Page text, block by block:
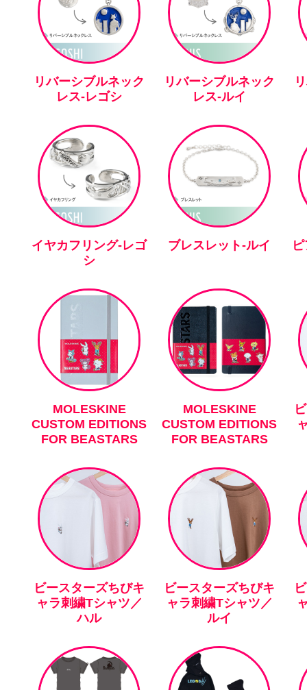
リバーシブルネック
レス-レゴシ
リバーシブルネック
レス-ルイ
イヤカフリング-レゴ
シ
ブレスレット-ルイ
MOLESKINE
CUSTOM EDITIONS
FOR BEASTARS
MOLESKINE
CUSTOM EDITIONS
FOR BEASTARS
ビースターズちびキ
ャラ刺繍Tシャツ／
ハル
ビースターズちびキ
ャラ刺繍Tシャツ／
ルイ